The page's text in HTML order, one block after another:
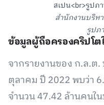
สำนักงานบริห
รูปภ
ข้อมูลผู้ถือครองคริปโต
จากรายงานของ ก.ล.ต.
ตุลาคม ปี 2022 พบว่า
จำนวน 47.42 ล้านคนใ